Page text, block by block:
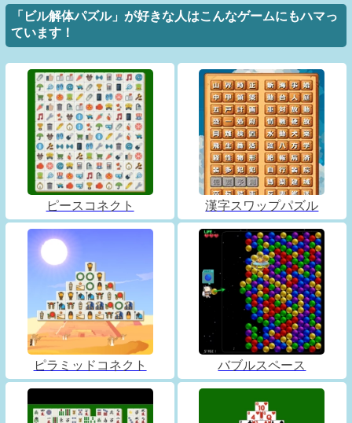
「ビル解体パズル」が好きな人はこんなゲームにもハマっ
ています！
ピースコネクト 漢字スワップパズル
ピラミッドコネクト バブルスペース